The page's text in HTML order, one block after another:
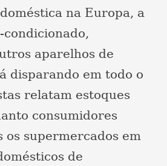
na Europa, a
aparelhos de
disparando em todo o
relatam estoques
consumidores
os supermercados em
de